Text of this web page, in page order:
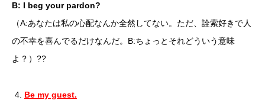
B: I beg your pardon?
（A:あなたは私の心配なんか全然してない。ただ、詮索好きで人
の不幸を喜んでるだけなんだ。B:ちょっとそれどういう意味
よ？）??
Be my guest.